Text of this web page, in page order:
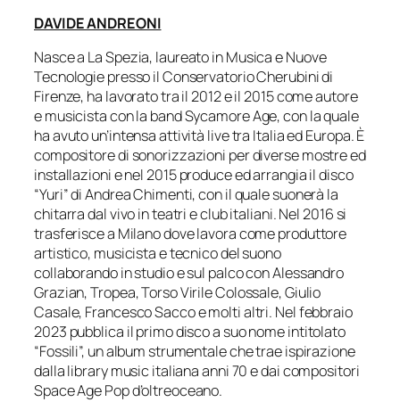
DAVIDE ANDREONI
Nasce a La Spezia, laureato in Musica e Nuove
Tecnologie presso il Conservatorio Cherubini di
Firenze, ha lavorato tra il 2012 e il 2015 come autore
e musicista con la band Sycamore Age, con la quale
ha avuto un’intensa attività live tra Italia ed Europa. È
compositore di sonorizzazioni per diverse mostre ed
installazioni e nel 2015 produce ed arrangia il disco
“Yuri” di Andrea Chimenti, con il quale suonerà la
chitarra dal vivo in teatri e club italiani. Nel 2016 si
trasferisce a Milano dove lavora come produttore
artistico, musicista e tecnico del suono
collaborando in studio e sul palco con Alessandro
Grazian, Tropea, Torso Virile Colossale, Giulio
Casale, Francesco Sacco e molti altri. Nel febbraio
2023 pubblica il primo disco a suo nome intitolato
“Fossili”, un album strumentale che trae ispirazione
dalla library music italiana anni 70 e dai compositori
Space Age Pop d’oltreoceano.